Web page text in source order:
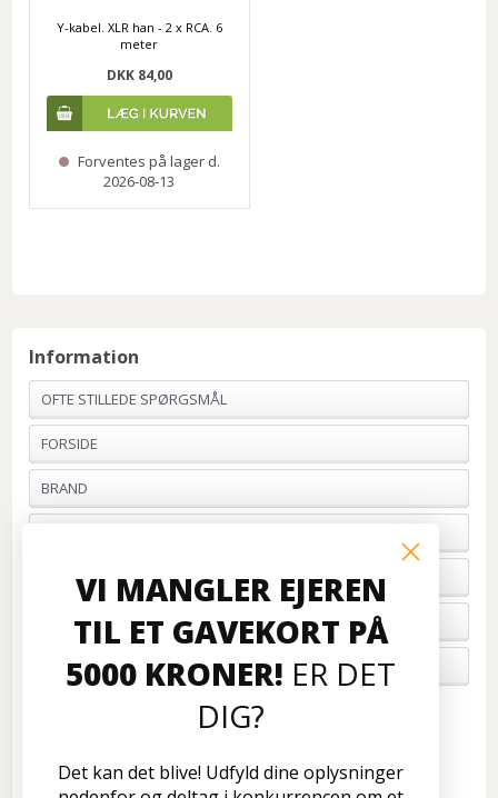
Y-kabel. XLR han - 2 x RCA. 6
meter
DKK 84,00
Forventes på lager d.
2026-08-13
Information
OFTE STILLEDE SPØRGSMÅL
FORSIDE
BRAND
BETALING
FORTRYD ORDRE
OM OS
Formervangen 17
VI MANGLER EJEREN
TIL ET GAVEKORT PÅ
5000 KRONER! ER DET
DIG?
Det kan det blive! Udfyld dine oplysninger